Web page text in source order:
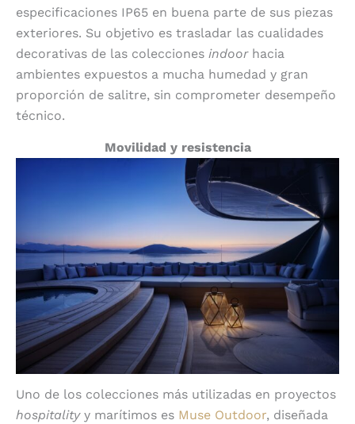
especificaciones IP65 en buena parte de sus piezas
exteriores. Su objetivo es trasladar las cualidades
decorativas de las colecciones indoorhacia
ambientes expuestos a mucha humedad y gran
proporción de salitre, sin comprometer desempeño
técnico.
Movilidad y resistencia
Uno de los colecciones más utilizadas en proyectos
hospitalityy marítimos es Muse Outdoor, diseñada